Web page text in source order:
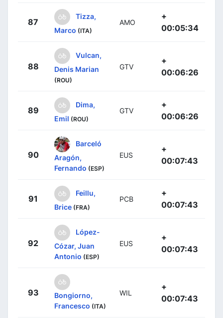
87
Tizza,
Marco (ITA)
AMO
+
00:05:34
88
Vulcan,
Denis Marian
(ROU)
GTV
+
00:06:26
89
Dima,
Emil (ROU)
GTV
+
00:06:26
90
Barceló
Aragón,
Fernando (ESP)
EUS
+
00:07:43
91
Feillu,
Brice (FRA)
PCB
+
00:07:43
92
López-
Cózar, Juan
Antonio (ESP)
EUS
+
00:07:43
93
Bongiorno,
Francesco (ITA)
WIL
+
00:07:43